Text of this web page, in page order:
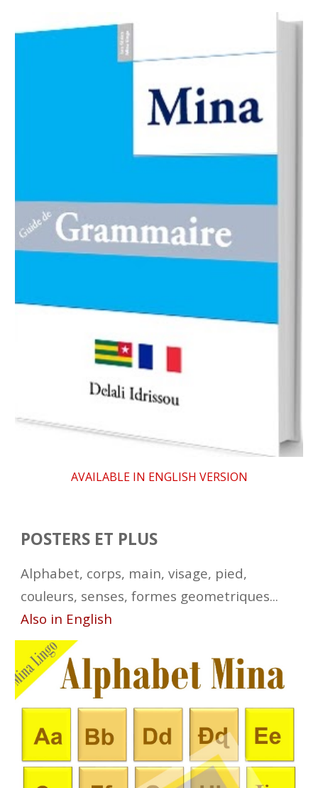
AVAILABLE IN ENGLISH VERSION
POSTERS ET PLUS
Alphabet, corps, main, visage, pied,
couleurs, senses, formes geometriques...
Also in English